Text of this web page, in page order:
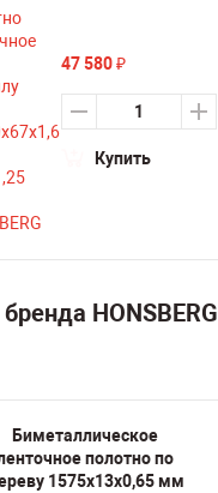
47 580₽
Купить
HONSBERG
Биметаллическое
полотно по
1575х13х0,65 мм